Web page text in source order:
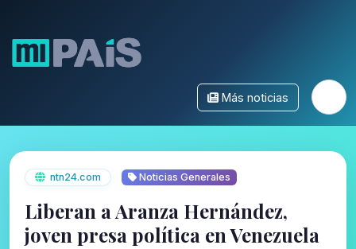
Más noticias
ntn24.com Noticias Generales
Liberan a Aranza Hernández,
joven presa política en Venezuela